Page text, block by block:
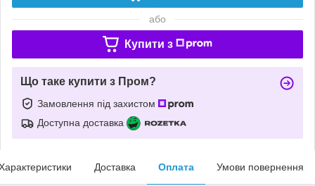
або
Купити з
Що таке купити з Пром?
Замовлення під захистом
Доступна доставка
Доставка Оплата Умови повернення